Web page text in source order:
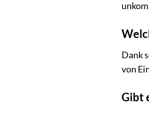
Dank
von
Gibt